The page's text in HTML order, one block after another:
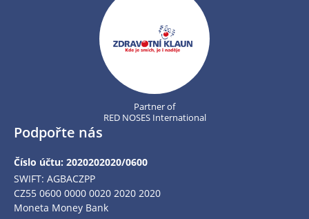
Partner of
RED NOSES International
Podpořte nás
Číslo účtu: 2020202020/0600
SWIFT: AGBACZPP
CZ55 0600 0000 0020 2020 2020
Moneta Money Bank